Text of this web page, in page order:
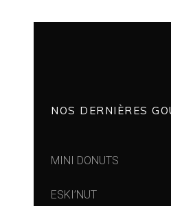
NOS DERNIÈRES
MINI DONUTS
ESKI’NUT